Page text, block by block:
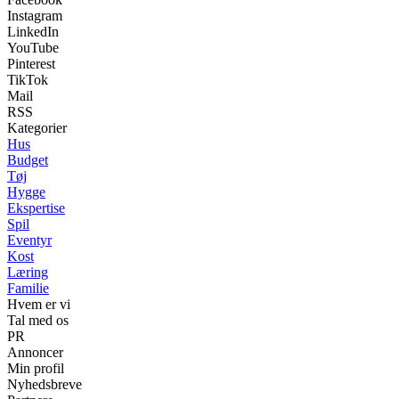
Instagram
LinkedIn
YouTube
Pinterest
TikTok
Mail
RSS
Kategorier
Hus
Budget
Tøj
Hygge
Ekspertise
Spil
Eventyr
Kost
Læring
Familie
Hvem er vi
Tal med os
PR
Annoncer
Min profil
Nyhedsbreve